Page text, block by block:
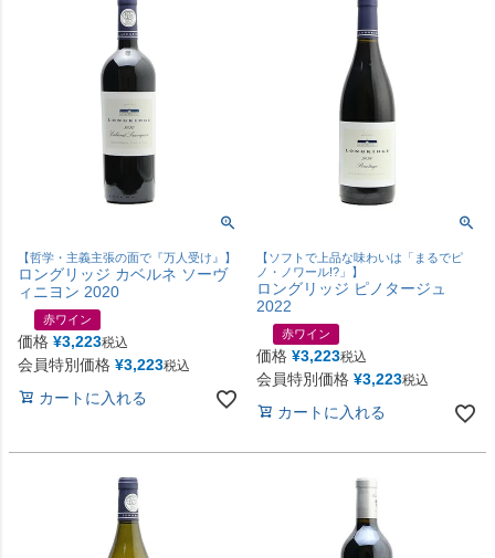
【哲学・主義主張の面で『万人受け』】
ロングリッジ カベルネ ソーヴ
ィニヨン 2020
赤ワイン
価格 ¥3,223税込
会員特別価格 ¥3,223税込
カートに入れる
【ソフトで上品な味わいは「まるでピ
ノ・ノワール!?」】
ロングリッジ ピノタージュ
2022
赤ワイン
価格 ¥3,223税込
会員特別価格 ¥3,223税込
カートに入れる